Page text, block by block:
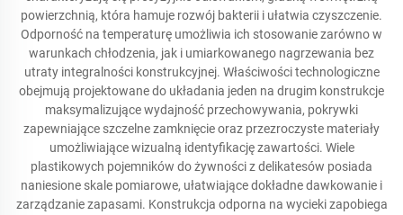
powierzchnią, która hamuje rozwój bakterii i ułatwia czyszczenie.
Odporność na temperaturę umożliwia ich stosowanie zarówno w
warunkach chłodzenia, jak i umiarkowanego nagrzewania bez
utraty integralności konstrukcyjnej. Właściwości technologiczne
obejmują projektowane do układania jeden na drugim konstrukcje
maksymalizujące wydajność przechowywania, pokrywki
zapewniające szczelne zamknięcie oraz przezroczyste materiały
umożliwiające wizualną identyfikację zawartości. Wiele
plastikowych pojemników do żywności z delikatesów posiada
naniesione skale pomiarowe, ułatwiające dokładne dawkowanie i
zarządzanie zapasami. Konstrukcja odporna na wycieki zapobiega